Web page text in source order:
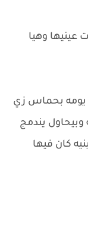
وهيا
يومه بحماس زي
يندمج
كان فيها